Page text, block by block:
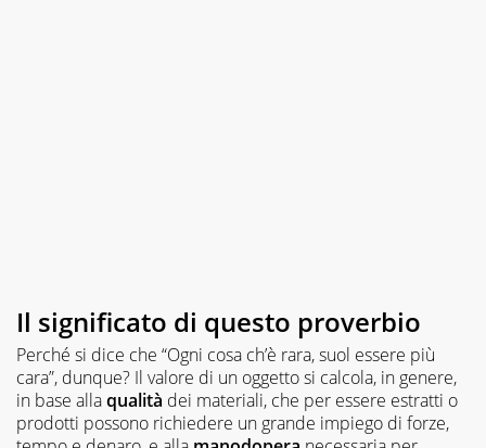
Il significato di questo proverbio
Perché si dice che “Ogni cosa ch’è rara, suol essere più
cara”, dunque? Il valore di un oggetto si calcola, in genere,
in base allaqualità dei materiali, che per essere estratti o
prodotti possono richiedere un grande impiego di forze,